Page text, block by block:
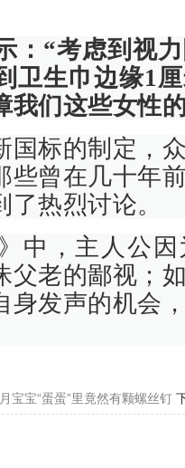
：“考虑到视
卫生巾边缘1
我们这些女性
国标的制定，
些曾在几十年
热烈讨论。
中，主人公
父老的鄙视；
身发声的机会
宝宝“蛋蛋”里竟然有颗螺丝钉